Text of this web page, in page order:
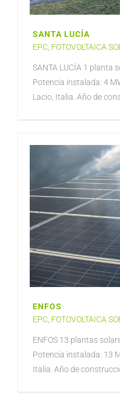
SANTA LUCÍA
EPC FOTOVOLTAICA
SANTA LUCÍA 1 planta
Potencia instalada: 4
Lacio, Italia. Año de
ENFOS
EPC FOTOVOLTAICA
ENFOS 13 plantas
Potencia instalada: 13
Italia. Año de